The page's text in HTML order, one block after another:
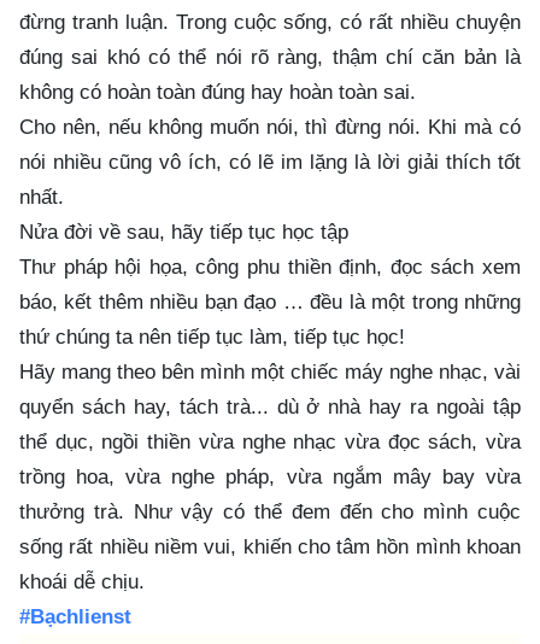
đừng tranh luận. Trong cuộc sống, có rất nhiều chuyện
đúng sai khó có thể nói rõ ràng, thậm chí căn bản là
không có hoàn toàn đúng hay hoàn toàn sai.
Cho nên, nếu không muốn nói, thì đừng nói. Khi mà có
nói nhiều cũng vô ích, có lẽ im lặng là lời giải thích tốt
nhất.
Nửa đời về sau, hãy tiếp tục học tập
Thư pháp hội họa, công phu thiền định, đọc sách xem
báo, kết thêm nhiều bạn đạo … đều là một trong những
thứ chúng ta nên tiếp tục làm, tiếp tục học!
Hãy mang theo bên mình một chiếc máy nghe nhạc, vài
quyển sách hay, tách trà... dù ở nhà hay ra ngoài tập
thể dục, ngồi thiền vừa nghe nhạc vừa đọc sách, vừa
trồng hoa, vừa nghe pháp, vừa ngắm mây bay vừa
thưởng trà. Như vậy có thể đem đến cho mình cuộc
sống rất nhiều niềm vui, khiến cho tâm hồn mình khoan
khoái dễ chịu.
#Bạchlienst